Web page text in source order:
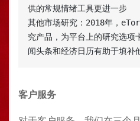
供的常规情绪工具更进一步
其他市场研究：2018年，
究产品，为平台上的研究选项
闻头条和经济日历有助于填补
客户服务